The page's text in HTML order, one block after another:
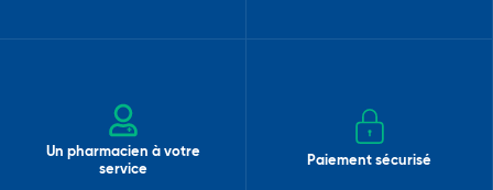
Un pharmacien à votre
service
Paiement sécurisé